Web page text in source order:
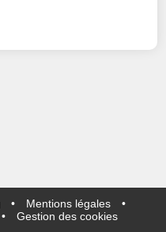
• Mentions légales
•
• Gestion des cookies